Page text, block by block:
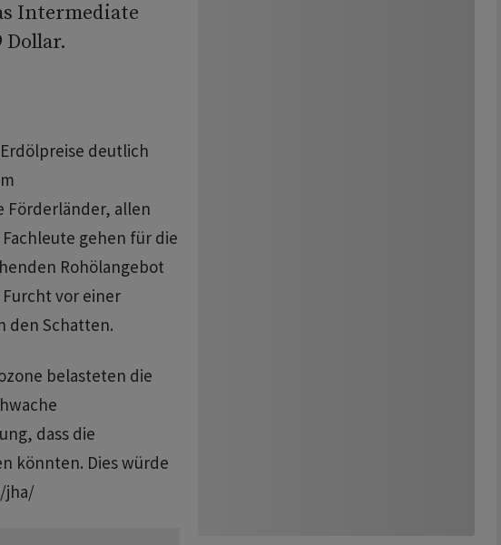
Intermediate
Dollar.
deutlich
Förderländer, allen
gehen für die
Rohölangebot
vor einer
den Schatten.
belasteten die
dass die
könnten. Dies würde
jha/